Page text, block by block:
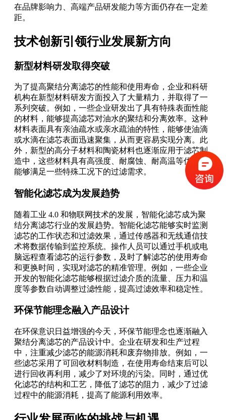
在品牌影响力、高端产品研发能力等方面仍存在一定差
距。
技术创新引领行业发展新方向
新型材料研发取得突破
为了提高聚结分离滤芯的性能和使用寿命，企业和科研
机构在新型材料研发方面投入了大量精力，并取得了一
系列突破。例如，一些企业研发出了具有特殊表面性能
的材料，能够提高滤芯对油水的聚结和分离效率。这种
材料表面具有亲油疏水或亲水疏油的特性，能够使油滴
或水滴在滤芯表面迅速聚集，从而更容易实现分离。此
外，新型的高分子材料和陶瓷材料也逐渐应用于滤芯制
造中，这些材料具有高强度、耐腐蚀、耐高温等优点，
能够满足一些特殊工况下的过滤需求。
智能化滤芯成为发展趋势
随着工业 4.0 和物联网技术的发展，智能化滤芯成为聚
结分离滤芯行业的发展趋势。智能化滤芯能够实时监测
滤芯的工作状态和过滤效果，通过传感器和无线通信技
术将数据传输到监控系统。操作人员可以通过手机或电
脑远程查看滤芯的运行参数，及时了解滤芯的使用寿命
和更换时间，实现对滤芯的精准管理。例如，一些企业
开发的智能化滤芯能够根据过滤介质的流量、压力和温
度等参数自动调整过滤性能，提高过滤效率和稳定性。
环保节能理念融入产品设计
在环保意识日益增强的今天，环保节能理念也逐渐融入
聚结分离滤芯的产品设计中。企业在研发和生产过程
中，注重减少滤芯的能源消耗和废弃物排放。例如，一
些滤芯采用了可回收材料制造，在使用寿命结束后可以
进行回收再利用，减少了对环境的污染。同时，通过优
化滤芯的结构和工艺，降低了滤芯的阻力，减少了过滤
过程中的能源消耗，提高了能源利用效率。